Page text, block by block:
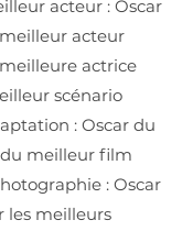
acteur : Oscar
acteur
actrice
scénario
: Oscar du
meilleur film
: Oscar
les meilleurs